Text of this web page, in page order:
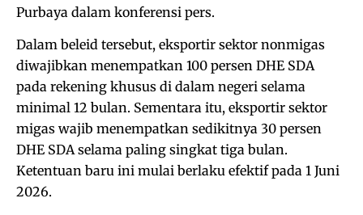
Purbaya dalam konferensi pers.
Dalam beleid tersebut, eksportir sektor nonmigas
diwajibkan menempatkan 100 persen DHE SDA
pada rekening khusus di dalam negeri selama
minimal 12 bulan. Sementara itu, eksportir sektor
migas wajib menempatkan sedikitnya 30 persen
DHE SDA selama paling singkat tiga bulan.
Ketentuan baru ini mulai berlaku efektif pada 1 Juni
2026.